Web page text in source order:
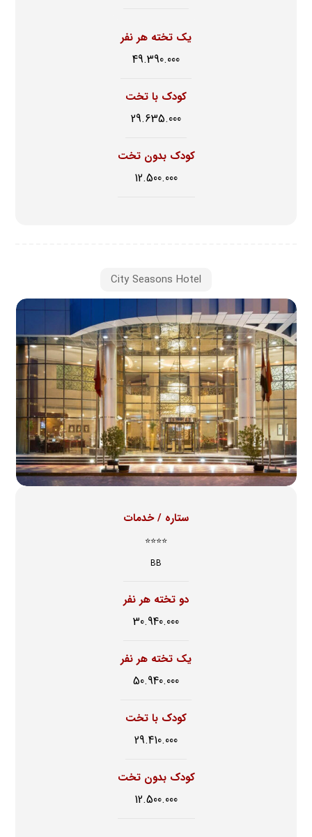
یک تخته هر نفر
49.390.000
کودک با تخت
29.635.000
کودک بدون تخت
12.500.000
City Seasons Hotel
ستاره / خدمات
⭐⭐⭐⭐
BB
دو تخته هر نفر
30.940.000
یک تخته هر نفر
50.940.000
کودک با تخت
29.410.000
کودک بدون تخت
12.500.000